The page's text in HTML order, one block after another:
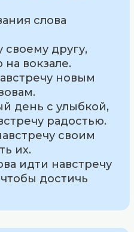
слова
своему другу,
на вокзале.
новым
день с улыбкой,
радостью.
своим
их.
идти навстречу
достичь